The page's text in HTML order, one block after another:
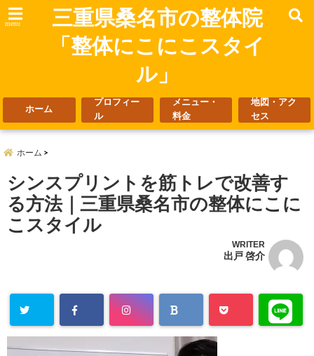
menu
三重県桑名市の整体院
「整体にこにこスタイ
ル」
ホーム
プロフィー
ル
メニュー・
料金
地図・アク
セス
ホーム
シンスプリントを筋トレで改善す
る方法｜三重県桑名市の整体にこに
こスタイル
WRITER
出戸 啓介